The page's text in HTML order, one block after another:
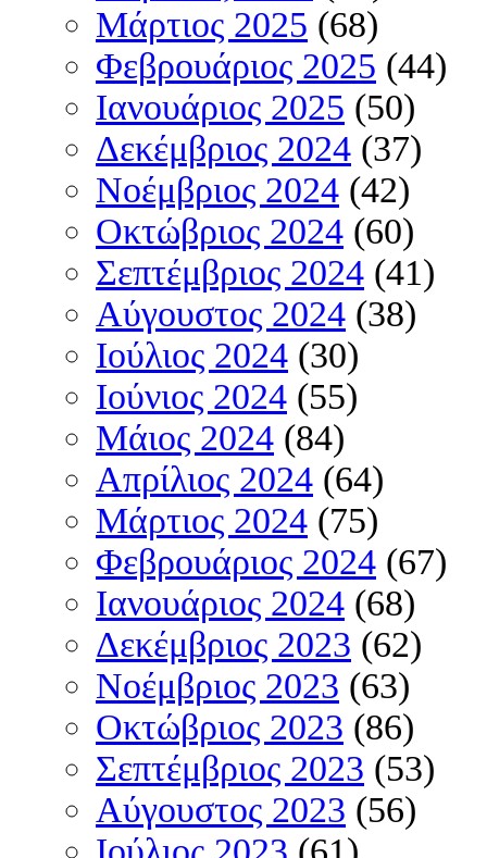
Μάρτιος 2025 (68)
Φεβρουάριος 2025 (44)
Ιανουάριος 2025 (50)
Δεκέμβριος 2024 (37)
Νοέμβριος 2024 (42)
Οκτώβριος 2024 (60)
Σεπτέμβριος 2024 (41)
Αύγουστος 2024 (38)
Ιούλιος 2024 (30)
Ιούνιος 2024 (55)
Μάιος 2024 (84)
Απρίλιος 2024 (64)
Μάρτιος 2024 (75)
Φεβρουάριος 2024 (67)
Ιανουάριος 2024 (68)
Δεκέμβριος 2023 (62)
Νοέμβριος 2023 (63)
Οκτώβριος 2023 (86)
Σεπτέμβριος 2023 (53)
Αύγουστος 2023 (56)